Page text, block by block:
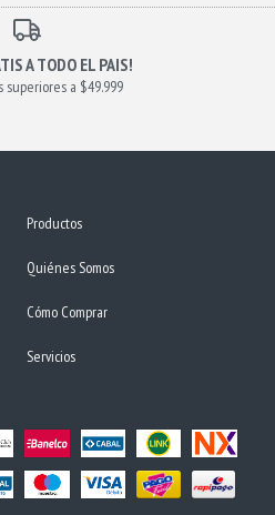
A TODO EL PAIS!
superiores a $49.999
Productos
Quiénes Somos
Cómo Comprar
Servicios